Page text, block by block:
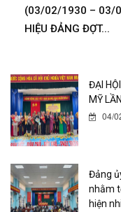
(03/02/1930 – 03/
HIỆU ĐẢNG ĐỢT...
ĐẠI
MỸ
04/
Đảng
nhằm
hiện